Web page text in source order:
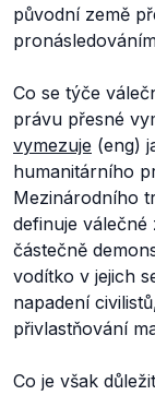
původní země
Co se týče
právu přesné
vymezuje (eng)
humanitárního
Mezinárodního
definuje
částečně
vodítko v jejich
napadení
přivlastňování
Co je však